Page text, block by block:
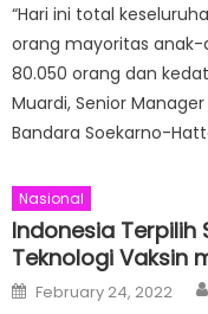
“Hari ini total
orang mayoritas anak-
80.050 orang dan
Muardi, Senior
Bandara Soekarno-
Nasional
Indonesia Terpilih
Teknologi Vaksin
Posted
on
February 24, 2022